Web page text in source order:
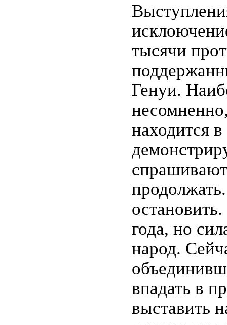
тысячи
Генуи.
находится
года, но
народ.
впадать в
выставить